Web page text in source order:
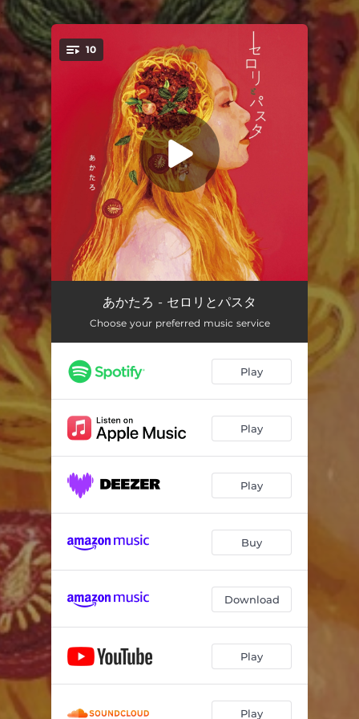
You're all set!
10
元少年よ
アイスクリーム 03:12
Shangri-la 04:27
独りよがり
Happy Birthday to me 02:05
淡々と
30's way 03:02
04:44
あかたろ - セロリとパスタ
Choose your preferred music service
Play
Play
Play
Buy
Download
Play
Play
.